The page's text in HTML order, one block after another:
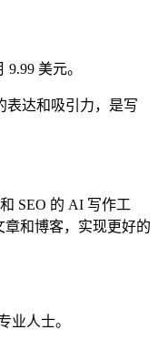
美元。
表达和吸引力，是写
SEO 的 AI 写作工
和博客，实现更好的
业人士。